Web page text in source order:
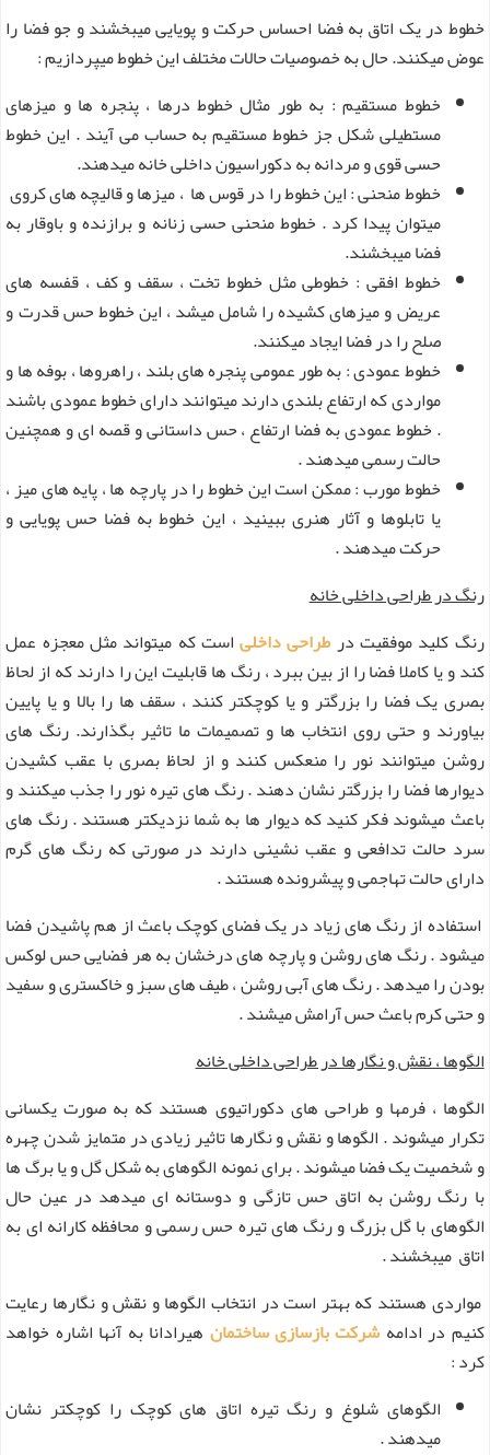
خطوط در یک اتاق به فضا احساس حرکت و پویایی میبخشند و جو فضا را
عوض میکنند. حال به خصوصیات حالات مختلف این خطوط میپردازیم :
خطوط مستقیم : به طور مثال خطوط درها ، پنجره ها و میزهای
مستطیلی شکل جز خطوط مستقیم به حساب می آیند . این خطوط
حسی قوی و مردانه به دکوراسیون داخلی خانه میدهند.
خطوط منحنی : این خطوط را در قوس ها ، میزها و قالیچه های کروی
میتوان پیدا کرد . خطوط منحنی حسی زنانه و برازنده و باوقار به
فضا میبخشند.
خطوط افقی : خطوطی مثل خطوط تخت ، سقف و کف ، قفسه های
عریض و میزهای کشیده را شامل میشد ، این خطوط حس قدرت و
صلح را در فضا ایجاد میکنند.
خطوط عمودی : به طور عمومی پنجره های بلند ، راهروها ، بوفه ها و
مواردی که ارتفاع بلندی دارند میتوانند دارای خطوط عمودی باشند
. خطوط عمودی به فضا ارتفاع ، حس داستانی و قصه ای و همچنین
حالت رسمی میدهند .
خطوط مورب : ممکن است این خطوط را در پارچه ها ، پایه های میز ،
یا تابلوها و آثار هنری ببینید ، این خطوط به فضا حس پویایی و
حرکت میدهند .
رنگ در طراحی داخلی خانه
رنگ کلید موفقیت درطراحی داخلیاست که میتواند مثل معجزه عمل
کند و یا کاملا فضا را از بین ببرد ، رنگ ها قابلیت این را دارند که از لحاظ
بصری یک فضا را بزرگتر و یا کوچکتر کنند ، سقف ها را بالا و یا پایین
بیاورند و حتی روی انتخاب ها و تصمیمات ما تاثیر بگذارند. رنگ های
روشن میتوانند نور را منعکس کنند و از لحاظ بصری با عقب کشیدن
دیوارها فضا را بزرگتر نشان دهند . رنگ های تیره نور را جذب میکنند و
باعث میشوند فکر کنید که دیوار ها به شما نزدیکتر هستند . رنگ های
سرد حالت تدافعی و عقب نشینی دارند در صورتی که رنگ های گرم
دارای حالت تهاجمی و پیشرونده هستند .
استفاده از رنگ های زیاد در یک فضای کوچک باعث از هم پاشیدن فضا
میشود . رنگ های روشن و پارچه های درخشان به هر فضایی حس لوکس
بودن را میدهد . رنگ های آبی روشن ، طیف های سبز و خاکستری و سفید
و حتی کرم باعث حس آرامش میشند .
الگوها ، نقش و نگارها در طراحی داخلی خانه
الگوها ، فرمها و طراحی های دکوراتیوی هستند که به صورت یکسانی
تکرار میشوند . الگوها و نقش و نگارها تاثیر زیادی در متمایز شدن چهره
و شخصیت یک فضا میشوند . برای نمونه الگوهای به شکل گل و یا برگ ها
با رنگ روشن به اتاق حس تازگی و دوستانه ای میدهد در عین حال
الگوهای با گل بزرگ و رنگ های تیره حس رسمی و محافظه کارانه ای به
اتاق میبخشند .
مواردی هستند که بهتر است در انتخاب الگوها و نقش و نگارها رعایت
کنیم در ادامه شرکت بازسازی ساختمان هیرادانا به آنها اشاره خواهد
کرد :
الگوهای شلوغ و رنگ تیره اتاق های کوچک را کوچکتر نشان
میدهند .